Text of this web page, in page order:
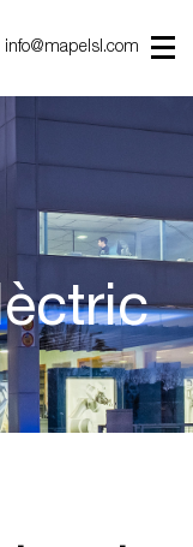
info@mapelsl.com